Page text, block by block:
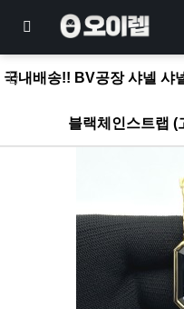
국내배송!! BV공장 샤넬 샤
블랙체인스트랩 (